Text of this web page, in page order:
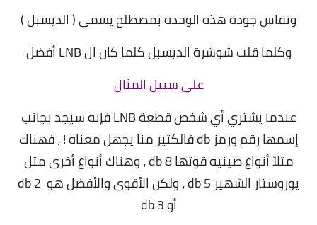
وتقاس جودة هذه الوحده بمصطلح يسمى ( الديسبل )
وكلما قلت شوشرة الديسبل كلما كان ال LNB أفضل
على سبيل المثال
عندما يشتري أي شخص قطعة LNB فإنه سيجد بجانب
إسمها رقم ورمز db فالكثير منا يجهل معناه ! ، فهناك
مثلاً أنواع صينيه قوتها 8 db ، وهناك أنواع أخرى مثل
يوروستار الشهير 5 db ، ولكن الأقوى والأفضل هو 2 db
أو 3 db